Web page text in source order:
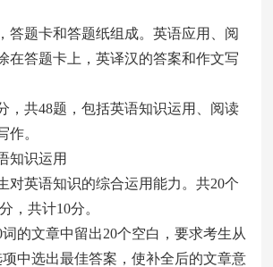
题卡和答题纸组成。英语应用、阅
在答题卡上，英译汉的答案和作文写
共48题，包括英语知识运用、阅读
作。
识运用
英语知识的综合运用能力。共20个
，共计10分。
文章中留出20个空白，要求考生从
中选出最佳答案，使补全后的文章意